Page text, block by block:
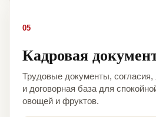
05
Кадровая
Трудовые документы,
и договорная база для
овощей и фруктов.